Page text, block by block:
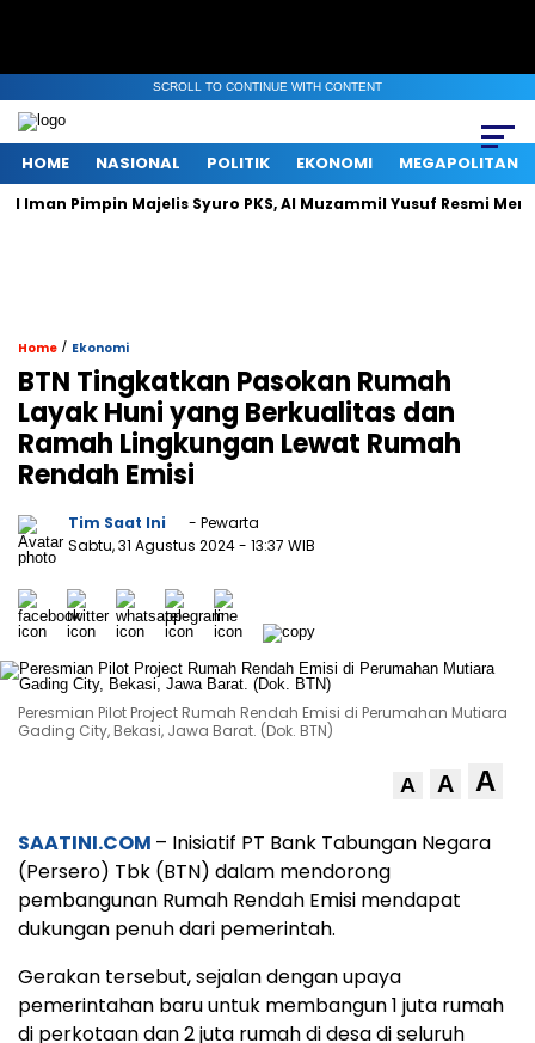
SCROLL TO CONTINUE WITH CONTENT
HOME NASIONAL POLITIK EKONOMI MEGAPOLITAN
Majelis Syuro PKS, Al Muzammil Yusuf Resmi Menjabat
Home / Ekonomi
BTN Tingkatkan Pasokan Rumah
Layak Huni yang Berkualitas dan
Ramah Lingkungan Lewat Rumah
Rendah Emisi
Tim Saat Ini
- Pewarta
Sabtu, 31 Agustus 2024- 13:37 WIB
Peresmian Pilot Project Rumah Rendah Emisi di Perumahan Mutiara
Gading City, Bekasi, Jawa Barat. (Dok. BTN)
A A A
SAATINI.COM – Inisiatif PT Bank Tabungan Negara
(Persero) Tbk (BTN) dalam mendorong
pembangunan Rumah Rendah Emisi mendapat
dukungan penuh dari pemerintah.
Gerakan tersebut, sejalan dengan upaya
pemerintahan baru untuk membangun 1 juta rumah
di perkotaan dan 2 juta rumah di desa di seluruh